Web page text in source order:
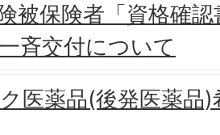
被保険者「資格確
斉交付について
医薬品(後発医薬品